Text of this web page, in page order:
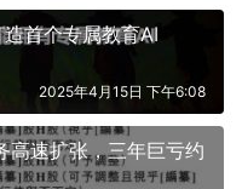
首个专属教育AI
2025年4月15日 下午6:08
高速扩张，三年巨亏约